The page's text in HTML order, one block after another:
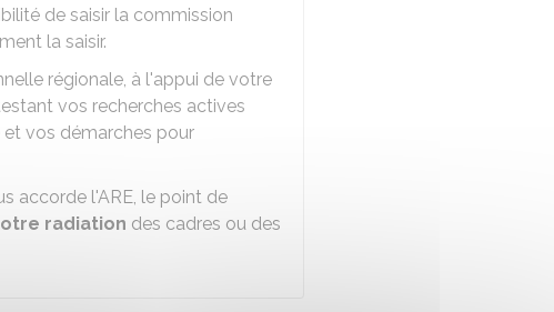
de saisir la commission
la saisir.
régionale, à l'appui de votre
vos recherches actives
vos démarches pour
accorde l'ARE, le point de
radiation des cadres ou des